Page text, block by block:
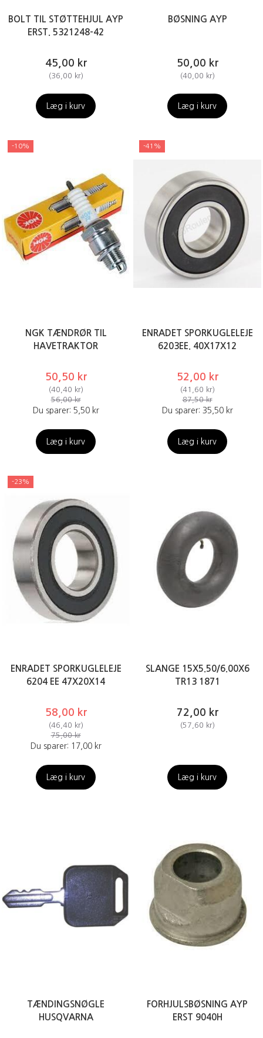
BOLT TIL STØTTEHJUL AYP
ERST. 5321248-42
45,00 kr
(36,00 kr)
Læg i kurv
BØSNING AYP
50,00 kr
(40,00 kr)
Læg i kurv
-10%
NGK TÆNDRØR TIL
HAVETRAKTOR
50,50 kr
(40,40 kr)
56,00 kr
Du sparer: 5,50 kr
Læg i kurv
-41%
ENRADET SPORKUGLELEJE
6203EE. 40X17X12
52,00 kr
(41,60 kr)
87,50 kr
Du sparer: 35,50 kr
Læg i kurv
-23%
ENRADET SPORKUGLELEJE
6204 EE 47X20X14
58,00 kr
(46,40 kr)
75,00 kr
Du sparer: 17,00 kr
Læg i kurv
SLANGE 15X5.50/6.00X6
TR13 1871
72,00 kr
(57,60 kr)
Læg i kurv
TÆNDINGSNØGLE
HUSQVARNA
FORHJULSBØSNING AYP
ERST 9040H